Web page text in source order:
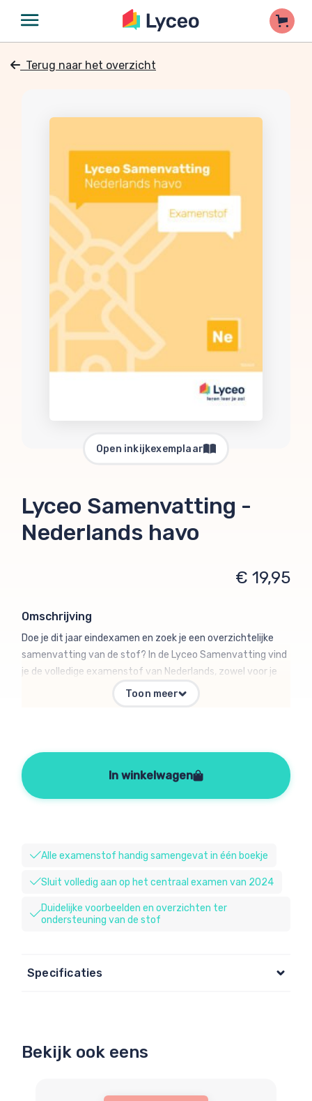
Terug naar het overzicht
Open inkijkexemplaar
Lyceo Samenvatting -
Nederlands havo
€ 19,95
Omschrijving
Doe je dit jaar eindexamen en zoek je een overzichtelijke
samenvatting van de stof? In de Lyceo Samenvatting vind
je de volledige examenstof van Nederlands, zowel voor je
laatste schoolexamens als voor de centraal examens. Elke
moet weten, met extra uitleg bij moeilijke onderwerpen als
signaalwoorden en met extra tips voor schrijfvaardigheid.
Maar ook handige voorbeelden, tips bij het leren, een
Toon meer
In winkelwagen
Alle examenstof handig samengevat in één boekje
Sluit volledig aan op het centraal examen van 2024
Duidelijke voorbeelden en overzichten ter
ondersteuning van de stof
Specificaties
Bekijk ook eens